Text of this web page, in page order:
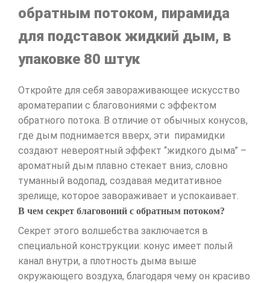
обратным потоком, пирамида
для подставок жидкий дым, в
упаковке 80 штук
Откройте для себя завораживающее искусство
ароматерапии с благовониями с эффектом
обратного потока. В отличие от обычных конусов,
где дым поднимается вверх, эти пирамидки
создают невероятный эффект “жидкого дыма” –
ароматный дым плавно стекает вниз, словно
туманный водопад, создавая медитативное
зрелище, которое завораживает и успокаивает.
В чем секрет благовоний с обратным потоком?
Секрет этого волшебства заключается в
специальной конструкции: конус имеет полый
канал внутри, а плотность дыма выше
окружающего воздуха, благодаря чему он красиво